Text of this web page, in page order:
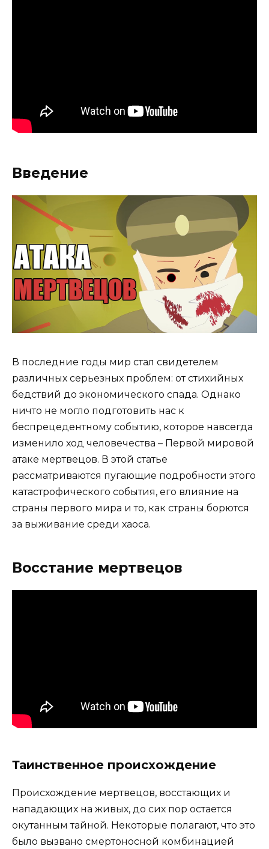
Введение
В последние годы мир стал свидетелем
различных серьезных проблем: от стихийных
бедствий до экономического спада. Однако
ничто не могло подготовить нас к
беспрецедентному событию, которое навсегда
изменило ход человечества – Первой мировой
атаке мертвецов. В этой статье
рассматриваются пугающие подробности этого
катастрофического события, его влияние на
страны первого мира и то, как страны борются
за выживание среди хаоса.
Восстание мертвецов
Таинственное происхождение
Происхождение мертвецов, восстающих и
нападающих на живых, до сих пор остается
окутанным тайной. Некоторые полагают, что это
было вызвано смертоносной комбинацией